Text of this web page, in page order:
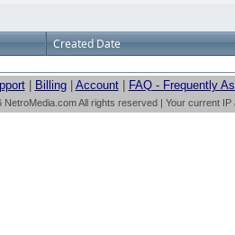
Created Date
| Billing| Account| FAQ - Frequently
All rights reserved | Your current